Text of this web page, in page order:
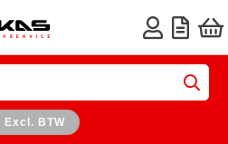
Excl. BTW